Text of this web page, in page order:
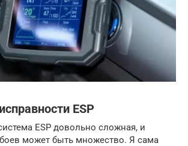
ESP
ESP довольно сложная, и
может быть множество. Я сама